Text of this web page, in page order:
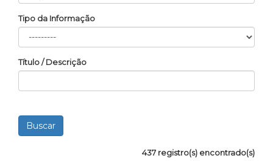
Tipo da Informação
Título / Descrição
437 registro(s) encontrado(s)